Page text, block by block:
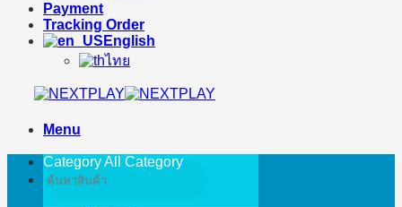
Payment
Tracking Order
English
ไทย
Menu
Search
for:
Category All Category